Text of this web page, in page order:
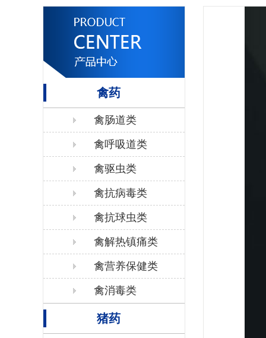
禽药
禽肠道类
禽呼吸道类
禽驱虫类
禽抗病毒类
禽抗球虫类
禽解热镇痛类
禽营养保健类
禽消毒类
猪药